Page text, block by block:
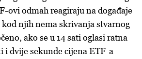
ovi odmah reagiraju na događaje
njih nema skrivanja stvarnog
ako se u 14 sati oglasi ratna
i dvije sekunde cijena ETF-a